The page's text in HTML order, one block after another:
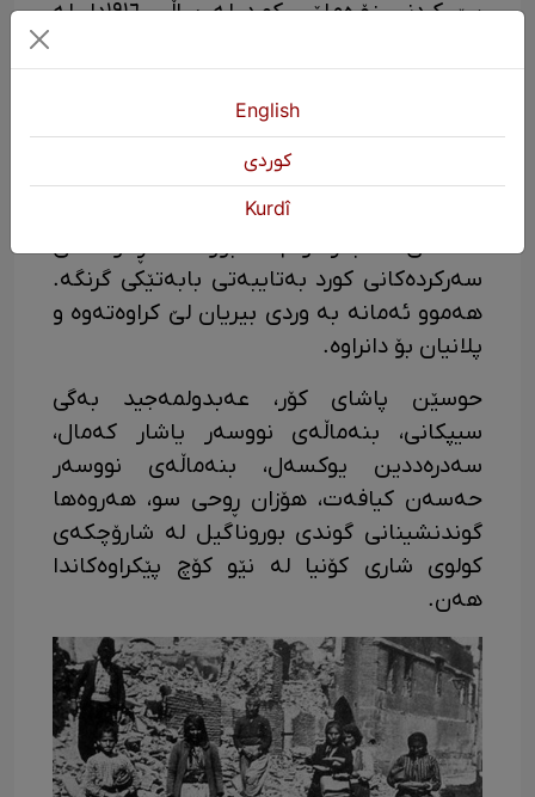
پێ کردنی زۆرەملێی کورد لە ساڵی ١٩١٦دا، لە
ڕاگواستنی گەورەی کورد و نووسینە فەرمییە
پەیوەندیدارەکان و بڕیاری ئەنجامدانی
ڕاگواستنەکە بە وردی شی کراوەتەوە. هەروەها
دەڵێت ڕاگواستنی گەورەی کورد لە ساڵی
1917ش بەردەوام بووە. ڕاگواستنی
سەرکردەکانی کورد بەتایبەتی بابەتێکی گرنگە.
هەموو ئەمانە بە وردی بیریان لێ کراوەتەوە و
پلانیان بۆ دانراوە.
حوسێن پاشای کۆر، عەبدولمەجید بەگی
سیپکانی، بنەماڵەی نووسەر یاشار کەمال،
سەدرەددین یوکسەل، بنەماڵەی نووسەر
حەسەن کیافەت، هۆزان ڕوحی سو، هەروەها
گوندنشینانی گوندی بوروناگیل لە شارۆچکەی
کولوی شاری کۆنیا لە نێو کۆچ پێکراوەکاندا
هەن.
English
كوردی
Kurdî